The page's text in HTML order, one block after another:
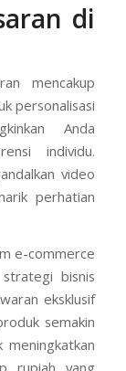
di
mencakup
personalisasi
Anda
individu.
video
perhatian
e-commerce
bisnis
eksklusif
semakin